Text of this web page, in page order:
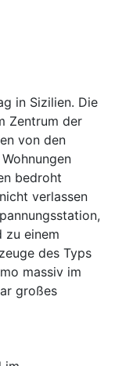
in Sizilien. Die
Zentrum der
von den
bedroht
verlassen
zu einem
des Typs
massiv im
großes